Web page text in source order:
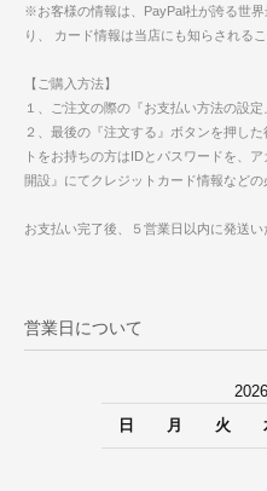
※お客様の情報は、PayPal社が誇る世
り、 カード情報は当店にも知らされるこ
【ご購入方法】
１、ご注文の際の『お支払い方法の設定
２、最後の『注文する』ボタンを押し
トをお持ちの方はIDとパスワードを、
開設』にてクレジットカード情報など
お支払い完了後、５営業日以内に発送い
営業日について
日
月 火